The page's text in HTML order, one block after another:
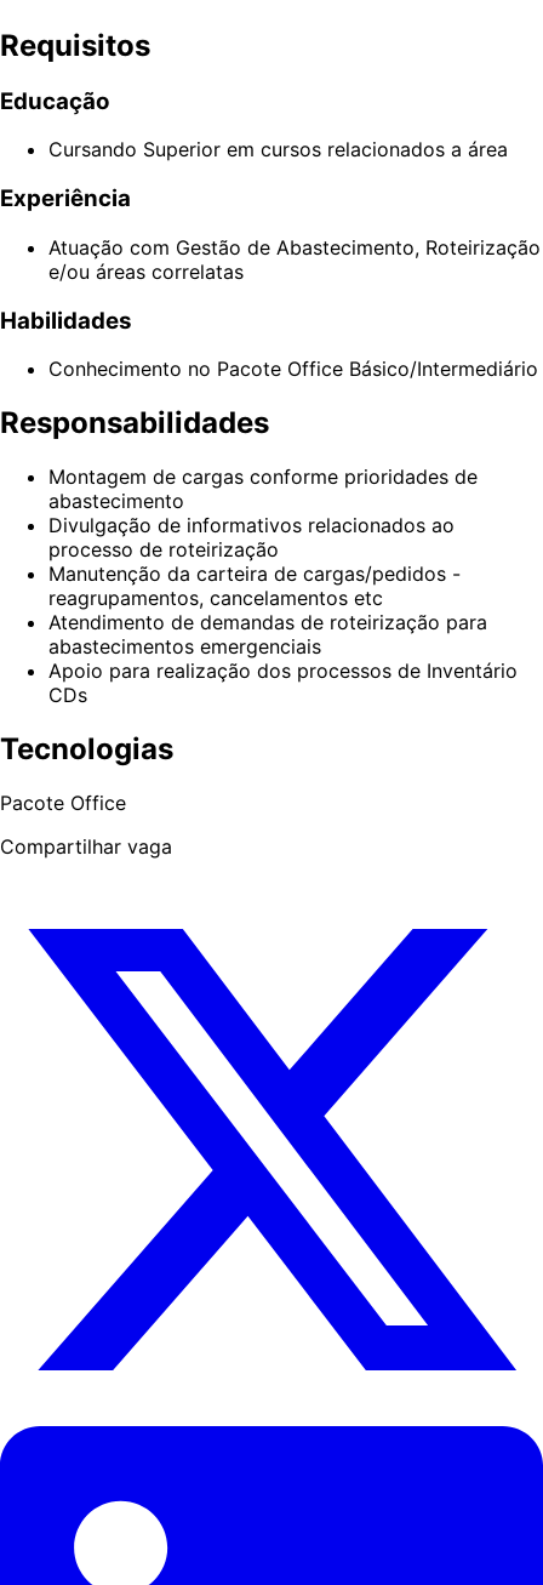
Requisitos
Educação
Cursando Superior em cursos relacionados a área
Experiência
Atuação com Gestão de Abastecimento, Roteirização
e/ou áreas correlatas
Habilidades
Conhecimento no Pacote Office Básico/Intermediário
Responsabilidades
Montagem de cargas conforme prioridades de
abastecimento
Divulgação de informativos relacionados ao
processo de roteirização
Manutenção da carteira de cargas/pedidos -
reagrupamentos, cancelamentos etc
Atendimento de demandas de roteirização para
abastecimentos emergenciais
Apoio para realização dos processos de Inventário
CDs
Tecnologias
Pacote Office
Compartilhar vaga